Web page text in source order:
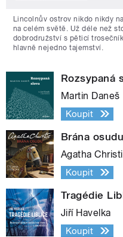
Lincolnův ostrov nikdo nikdy
na celém světě. Už déle než
dobrodružství s pěticí
hlavně nejedno tajemství.
Rozsypaná
Martin Daneš
Koupit
Brána osudu
Agatha
Koupit
Tragédie
Jiří Havelka
Koupit